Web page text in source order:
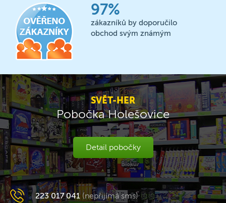
97%
zákazníků by doporučilo
obchod svým známým
SVĚT-HER
Pobočka Holešovice
Detail pobočky
223 017 041 (nepřijímá sms)